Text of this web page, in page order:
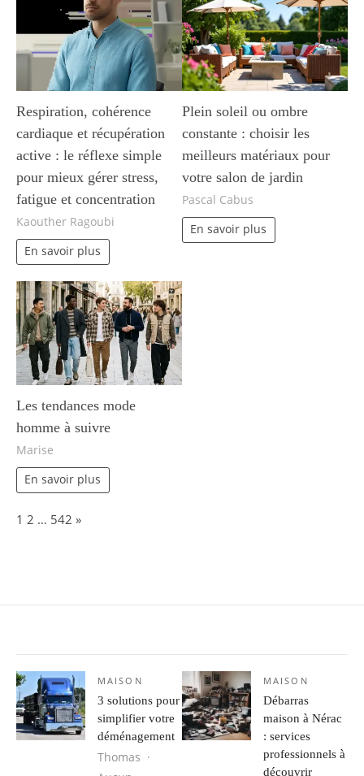
Respiration, cohérence
cardiaque et récupération
active : le réflexe simple
pour mieux gérer stress,
fatigue et concentration
Kaouther Ragoubi
En savoir plus
Plein soleil ou ombre
constante : choisir les
meilleurs matériaux pour
votre salon de jardin
Pascal Cabus
En savoir plus
Les tendances mode
homme à suivre
Marise
En savoir plus
Page:
1 2 … 542 Next
»
MAISON
3 solutions pour
simplifier votre
déménagement
Thomas
MAISON
Débarras
maison à Nérac
: services
professionnels à
découvrir